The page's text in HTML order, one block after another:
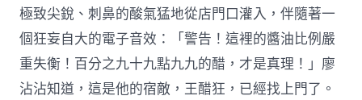
極致尖銳、刺鼻的酸氣猛地從店門口灌入，伴隨著一
個狂妄自大的電子音效：「警告！這裡的醬油比例嚴
重失衡！百分之九十九點九九的醋，才是真理！」廖
沾沾知道，這是他的宿敵，王醋狂，已經找上門了。